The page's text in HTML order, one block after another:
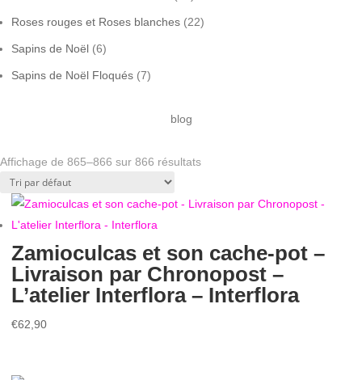
Roses rouges et Roses blanches (22)
Sapins de Noël (6)
Sapins de Noël Floqués (7)
blog
Affichage de 865–866 sur 866 résultats
Zamioculcas et son cache-pot –
Livraison par Chronopost –
L’atelier Interflora – Interflora
€62,90